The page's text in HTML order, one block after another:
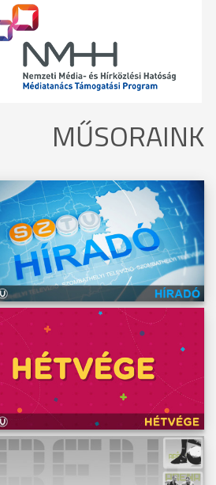
MŰSORAINK